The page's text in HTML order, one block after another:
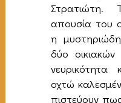
Στρατιώτη.
απουσία του
η
δύο
νευρικότητα
οχτώ
πιστεύουν